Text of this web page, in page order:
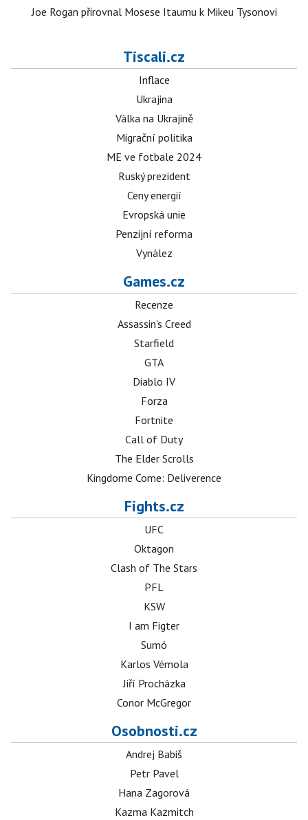
Joe Rogan přirovnal Mosese Itaumu k Mikeu Tysonovi
Tiscali.cz
Inflace
Ukrajina
Válka na Ukrajině
Migrační politika
ME ve fotbale 2024
Ruský prezident
Ceny energií
Evropská unie
Penzijní reforma
Vynález
Games.cz
Recenze
Assassin's Creed
Starfield
GTA
Diablo IV
Forza
Fortnite
Call of Duty
The Elder Scrolls
Kingdome Come: Deliverence
Fights.cz
UFC
Oktagon
Clash of The Stars
PFL
KSW
I am Figter
Sumó
Karlos Vémola
Jiří Procházka
Conor McGregor
Osobnosti.cz
Andrej Babiš
Petr Pavel
Hana Zagorová
Kazma Kazmitch